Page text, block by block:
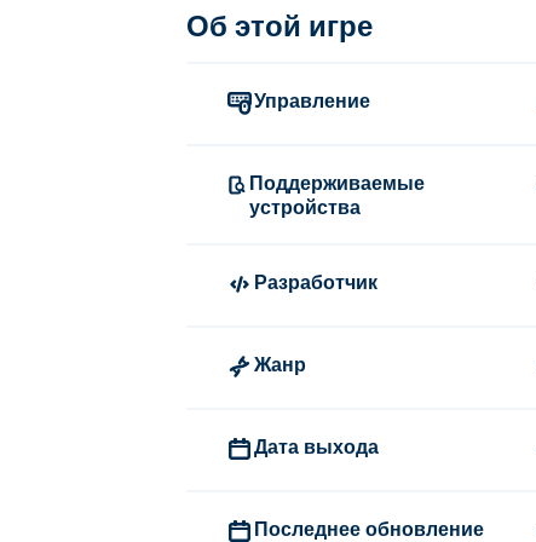
Об этой игре
Управление
Поддерживаемые
устройства
Разработчик
Жанр
Дата выхода
Последнее обновление